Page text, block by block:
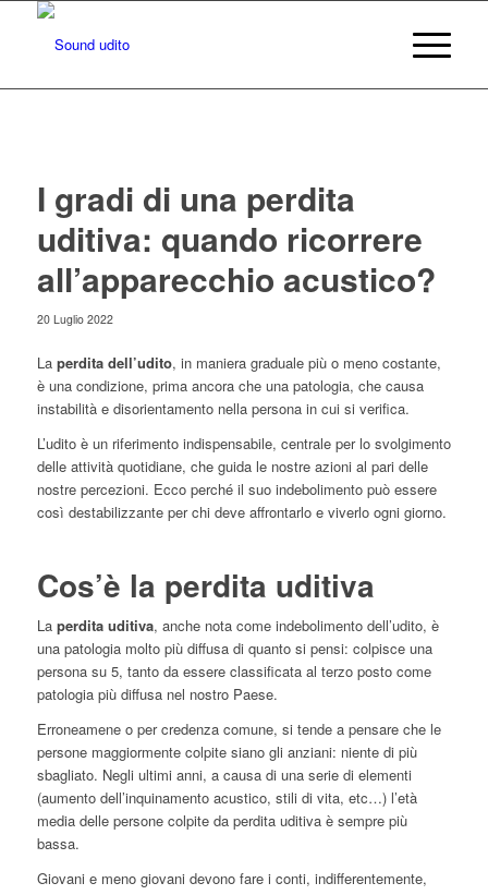
I gradi di una perdita
uditiva: quando ricorrere
all’apparecchio acustico?
20 Luglio 2022
La perdita dell’udito, in maniera graduale più o meno costante,
è una condizione, prima ancora che una patologia, che causa
instabilità e disorientamento nella persona in cui si verifica.
L’udito è un riferimento indispensabile, centrale per lo svolgimento
delle attività quotidiane, che guida le nostre azioni al pari delle
nostre percezioni. Ecco perché il suo indebolimento può essere
così destabilizzante per chi deve affrontarlo e viverlo ogni giorno.
Cos’è la perdita uditiva
La perdita uditiva, anche nota come indebolimento dell’udito, è
una patologia molto più diffusa di quanto si pensi: colpisce una
persona su 5, tanto da essere classificata al terzo posto come
patologia più diffusa nel nostro Paese.
Erroneamene o per credenza comune, si tende a pensare che le
persone maggiormente colpite siano gli anziani: niente di più
sbagliato. Negli ultimi anni, a causa di una serie di elementi
(aumento dell’inquinamento acustico, stili di vita, etc…) l’età
media delle persone colpite da perdita uditiva è sempre più
bassa.
Giovani e meno giovani devono fare i conti, indifferentemente,